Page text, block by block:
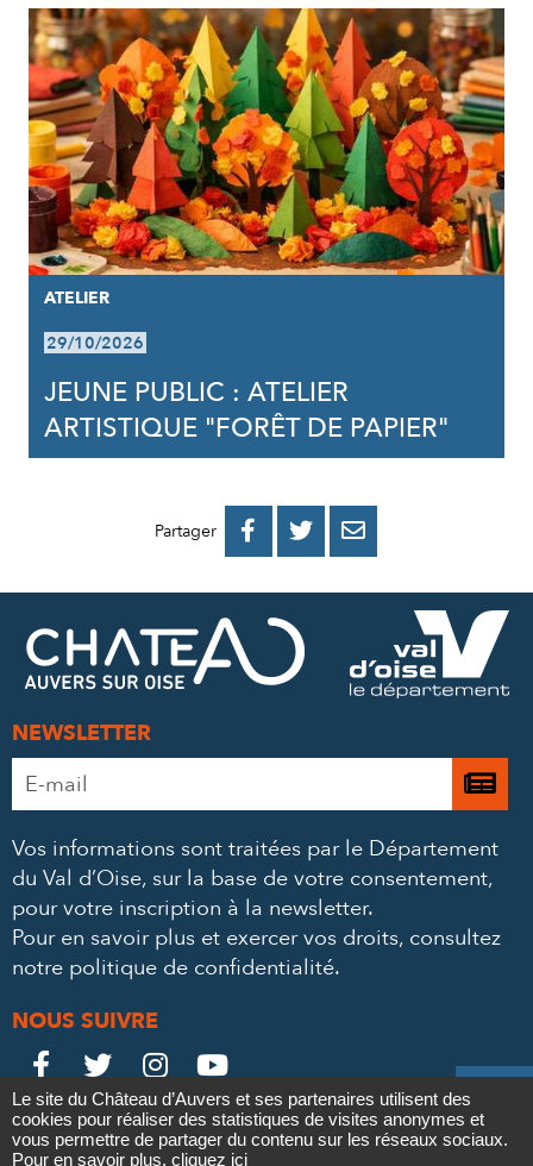
Contact
ATELIER
29/10/2026
JEUNE PUBLIC : ATELIER
ARTISTIQUE "FORÊT DE PAPIER"
Partager 
PARTAGER
FACEBOOK
PARTAGER
PARTAGER
MAIL
NEWSLETTER
Adresse
e-
*
Je
à
Vos informations sont traitées par le Département
du Val d’Oise, sur la base de votre consentement,
pour votre inscription à la newsletter.
Pour en savoir plus et exercer vos droits, consultez
notre politique de confidentialité.
NOUS SUIVRE
Le
Château

Le
Château

Le
Château

Le
Château

Mentions légales Politique de confidentialité
Crédits
Partenaires & Mécènes
Recrutement
Le site du Château d’Auvers et ses partenaires utilisent des
cookies pour réaliser des statistiques de visites anonymes et
vous permettre de partager du contenu sur les réseaux sociaux.
Pour en savoir plus, cliquez ici